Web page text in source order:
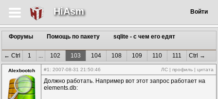
HiAsm Войти
Форумы Помощь по пакету sqlite - с чем его едят
← Ctrl 1 ... 102 103 104 108 109 110 111 Ctrl →
Alexbootch #1 : 2007-08-31 21:50:46 ЛС | профиль | цитата
Должно работать. Например вот этот запрос работает на
elements.db: